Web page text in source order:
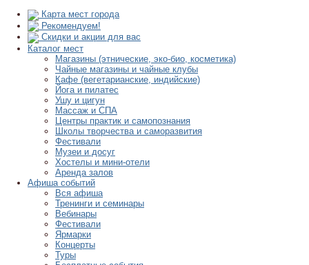
Карта мест города
Рекомендуем!
Скидки и акции для вас
Каталог мест
Магазины (этнические, эко-био, косметика)
Чайные магазины и чайные клубы
Кафе (вегетарианские, индийские)
Йога и пилатес
Ушу и цигун
Массаж и СПА
Центры практик и самопознания
Школы творчества и саморазвития
Фестивали
Музеи и досуг
Хостелы и мини-отели
Аренда залов
Афиша событий
Вся афиша
Тренинги и семинары
Вебинары
Фестивали
Ярмарки
Концерты
Туры